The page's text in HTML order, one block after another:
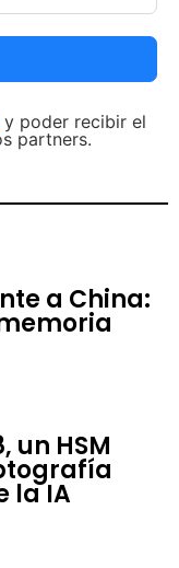
y poder recibir el
partners.
a China:
un HSM
la IA